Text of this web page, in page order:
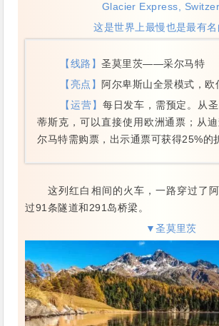
Glacier Express,
这是世界上最慢也是最有
【线路】圣莫里茨——采尔马特
【亮点】
阿尔卑斯山全景模式，欧
【运营】 每日发车，需预定。从
蒂斯克，可以直接使用欧洲通票；从
尔马特需购票，出示通票可获得25%的
这列红白相间的火车，一路穿过了
过91条隧道和291岛桥梁。
▼圣莫里茨